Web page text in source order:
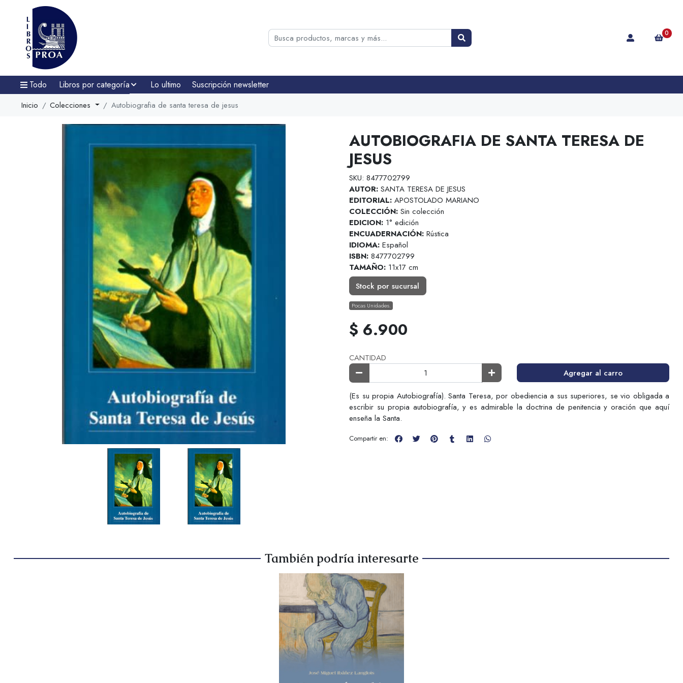
0
Todo Libros por categoría Lo ultimo Suscripción newsletter
Inicio Colecciones Autobiografia de santa teresa de jesus
AUTOBIOGRAFIA DE SANTA TERESA DE
JESUS
SKU: 8477702799
AUTOR: SANTA TERESA DE JESUS
EDITORIAL: APOSTOLADO MARIANO
COLECCIÓN: Sin colección
EDICION: 1° edición
ENCUADERNACIÓN: Rústica
IDIOMA: Español
ISBN: 8477702799
TAMAÑO: 11x17 cm
Stock por sucursal
Pocas Unidades.
$ 6.900
CANTIDAD
Agregar al carro
(Es su propia Autobiografía). Santa Teresa, por obediencia a sus superiores, se vio obligada a
escribir su propia autobiografía, y es admirable la doctrina de penitencia y oración que aquí
enseña la Santa.
Compartir en:
También podría interesarte